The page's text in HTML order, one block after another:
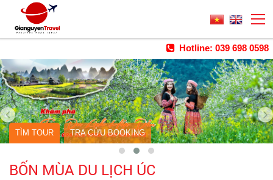
Hotline: 039 698 0598
TÌM TOUR TRA CỨU BOOKING
BỐN MÙA DU LỊCH ÚC